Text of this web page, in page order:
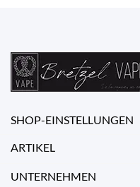
SHOP-EINSTELLUNGEN
ARTIKEL
UNTERNEHMEN